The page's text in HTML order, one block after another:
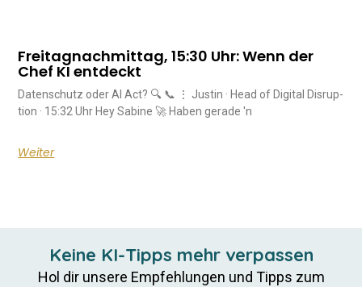
Freitagnachmittag, 15:30 Uhr: Wenn der
Chef KI entdeckt
Da­ten­schutz oder AI Act? 🔍 📞 ⋮ Justin · Head of Di­gital Dis­rup­
tion · 15:32 Uhr Hey Sa­bine 🚀 Haben ge­rade 'n
Weiter
Keine KI-Tipps mehr verpassen
Hol dir unsere Empfehlungen und Tipps zum